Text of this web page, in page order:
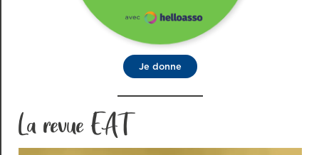
Je donne
La revue EAT